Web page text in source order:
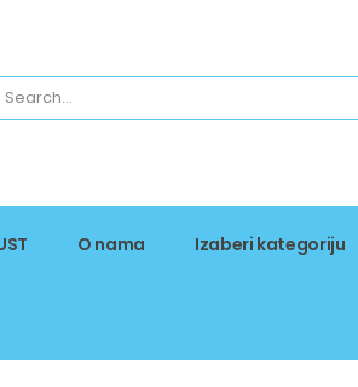
O nama Izaberi kategoriju